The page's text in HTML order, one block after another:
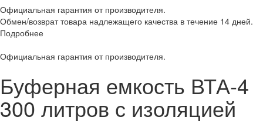
Официальная гарантия от производителя.
Обмен/возврат товара надлежащего качества в течение 14 дней.
Подробнее
Официальная гарантия от производителя.
Буферная емкость ВТА-4
300 литров с изоляцией